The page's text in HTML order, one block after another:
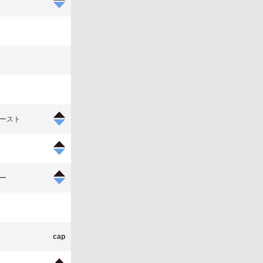
スト